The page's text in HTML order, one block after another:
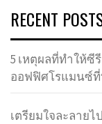
RECENT
5 เหตุผลที่ทำให้ซีรี
ออฟฟิศโรแมนซ์
เตรียมใจละลาย